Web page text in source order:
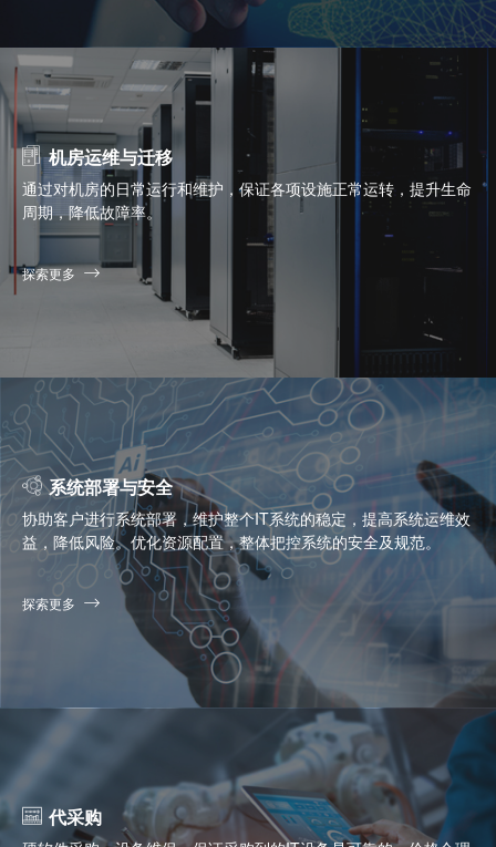
机房运维与迁移
通过对机房的日常运行和维护，保证各项设施正常运转，提升生命
周期，降低故障率。
探索更多
系统部署与安全
协助客户进行系统部署，维护整个IT系统的稳定，提高系统运维效
益，降低风险。优化资源配置，整体把控系统的安全及规范。
探索更多
代采购